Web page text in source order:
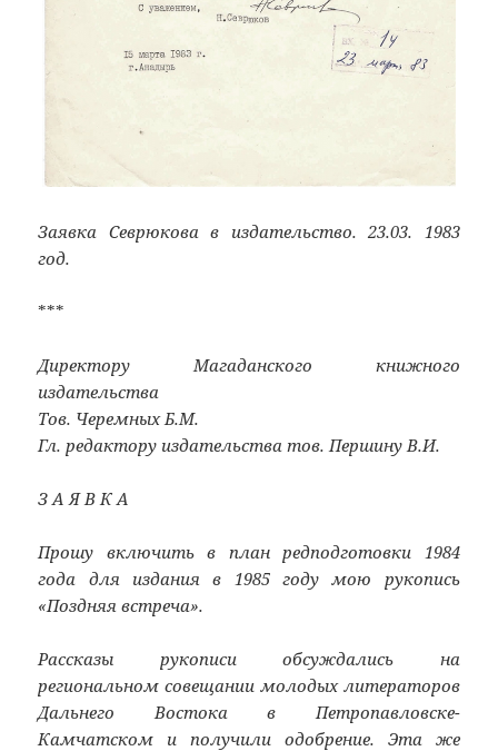
Заявка Севрюкова в издательство. 23.03. 1983
год.
***
Директору Магаданского книжного
издательства
Тов. Черемных Б.М.
Гл. редактору издательства тов. Першину В.И.
З А Я В К А
Прошу включить в план редподготовки 1984
года для издания в 1985 году мою рукопись
«Поздняя встреча».
Рассказы рукописи обсуждались на
региональном совещании молодых литераторов
Дальнего Востока в Петропавловске-
Камчатском и получили одобрение. Эта же